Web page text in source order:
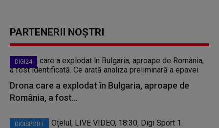
PARTENERII NOȘTRI
DIGI24
Drona care a explodat în Bulgaria, aproape de
România, a fost...
DIGISPORT